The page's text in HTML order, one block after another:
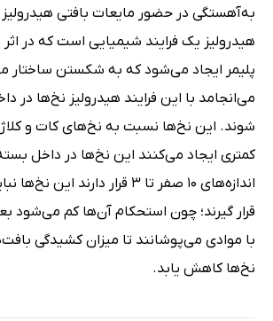
به‌آهستگی در حضور مایعات بافتی
هیدرولیز یک فرایند شیمیایی است که در
پلیمر ایجاد می‌شود که به شکستن ساختار
می‌انجامد با این فرایند هیدرولیز نخ‌ها
شوند. این نخ‌ها نسبت به نخ‌های کات و
کمتری ایجاد می‌کنند این نخ‌ها در داخل
اندازه‌های 10 صفر تا 3 قرار دارند
قرار گیرند؛ چون استحکام آن‌ها کم می‌شود
با موادی می‌پوشانند تا میزان کشیدگی
نخ‌ها کاهش یابد.